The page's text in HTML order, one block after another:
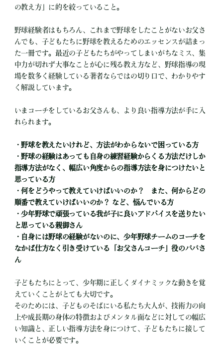
の教え方」に的を絞っていること。
野球経験者はもちろん、これまで野球をしたことがないお父さ
んでも、子どもたちに野球を教えるためのエッセンスが詰まっ
た一冊です。最近の子どもたちがやってしまいがちなミス、集
中力が切れず大事なことが心に残る教え方など、野球指導の現
場を数多く経験している著者ならではの切り口で、わかりやす
く解説しています。
いまコーチをしているお父さんも、より良い指導方法が手に入
れられます。
・野球を教えたいけれど、方法がわからないで困っている方
・野球の経験はあっても自身の練習経験からくる方法だけしか
指導方法がなく、幅広い角度からの指導方法を身につけたいと
思っている方
・何をどうやって教えていけばいいのか？ また、何からどの
順番で教えていけばいいのか？ など、悩んでいる方
・少年野球で頑張っている我が子に良いアドバイスを送りたい
と思っている親御さん
・自身には野球の経験がないのに、少年野球チームのコーチを
なかば仕方なく引き受けている「お父さんコーチ」役のパパさ
ん
子どもたちにとって、少年期に正しくダイナミックな動きを覚
えていくことがとても大切です。
そのためには、子どものそばにいる私たち大人が、技術力の向
上や成長期の身体の特徴およびメンタル面などに対しての幅広
い知識と、正しい指導方法を身につけて、子どもたちに接して
いくことが必要です。